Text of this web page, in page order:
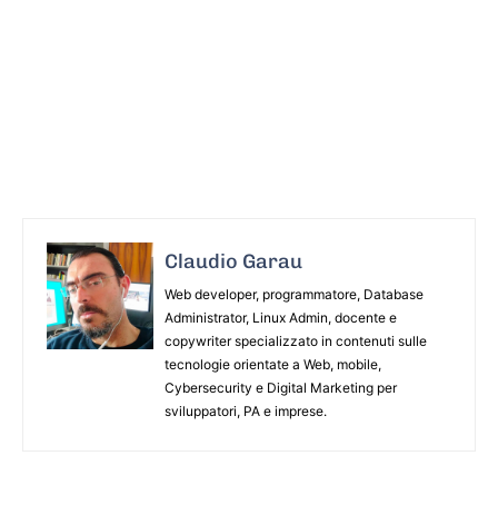
Claudio Garau
Web developer, programmatore, Database
Administrator, Linux Admin, docente e
copywriter specializzato in contenuti sulle
tecnologie orientate a Web, mobile,
Cybersecurity e Digital Marketing per
sviluppatori, PA e imprese.